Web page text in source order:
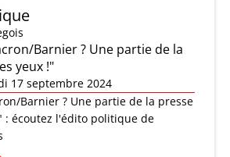
Barnier ? Une partie de la
yeux !"
17 septembre 2024
Barnier ? Une partie de la presse
: écoutez l'édito politique de